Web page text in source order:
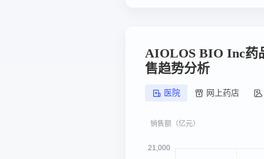
AIOLOS BIO Inc药
售趋势分析
医院 网上药店